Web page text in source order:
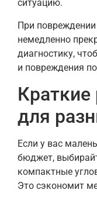
ситуацию.
При
немедленно
диагностику,
и повреждения
для
Если у вас
бюджет,
компактные
Это сэкономит